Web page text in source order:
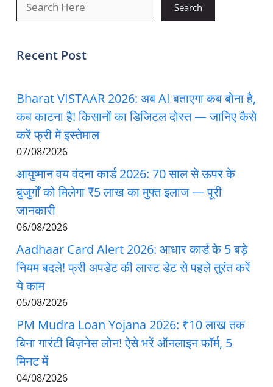
Search
Recent Post
Bharat VISTAAR 2026: अब AI बताएगा कब बोना है,
कब काटना है! किसानों का डिजिटल दोस्त — जानिए कैसे
करें फ्री में इस्तेमाल
07/08/2026
आयुष्मान वय वंदना कार्ड 2026: 70 साल से ऊपर के
बुजुर्गों को मिलेगा ₹5 लाख का मुफ्त इलाज — पूरी
जानकारी
06/08/2026
Aadhaar Card Alert 2026: आधार कार्ड के 5 बड़े
नियम बदले! फ्री अपडेट की लास्ट डेट से पहले तुरंत करें
ये काम
05/08/2026
PM Mudra Loan Yojana 2026: ₹10 लाख तक
बिना गारंटी बिज़नेस लोन! ऐसे भरें ऑनलाइन फॉर्म, 5
मिनट में
04/08/2026